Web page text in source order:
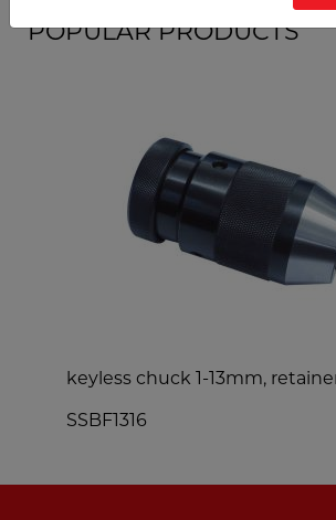
POPULAR PRODUCTS
keyless chuck 1-13mm,
SSBF1316